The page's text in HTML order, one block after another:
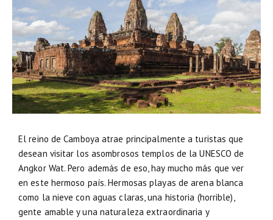
El reino de Camboya atrae principalmente a turistas que
desean visitar los asombrosos templos de la UNESCO de
Angkor Wat. Pero además de eso, hay mucho más que ver
en este hermoso país. Hermosas playas de arena blanca
como la nieve con aguas claras, una historia (horrible),
gente amable y una naturaleza extraordinaria y